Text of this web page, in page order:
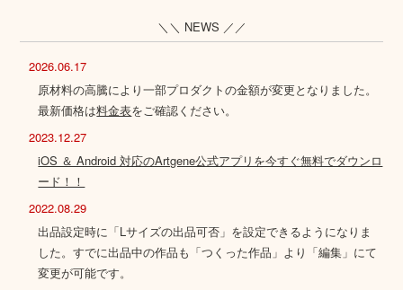
＼＼ NEWS ／／
2026.06.17
原材料の高騰により一部プロダクトの金額が変更となりました。
最新価格は料金表をご確認ください。
2023.12.27
iOS ＆ Android 対応のArtgene公式アプリを今すぐ無料でダウンロ
ード！！
2022.08.29
出品設定時に「Lサイズの出品可否」を設定できるようになりま
した。すでに出品中の作品も「つくった作品」より「編集」にて
変更が可能です。